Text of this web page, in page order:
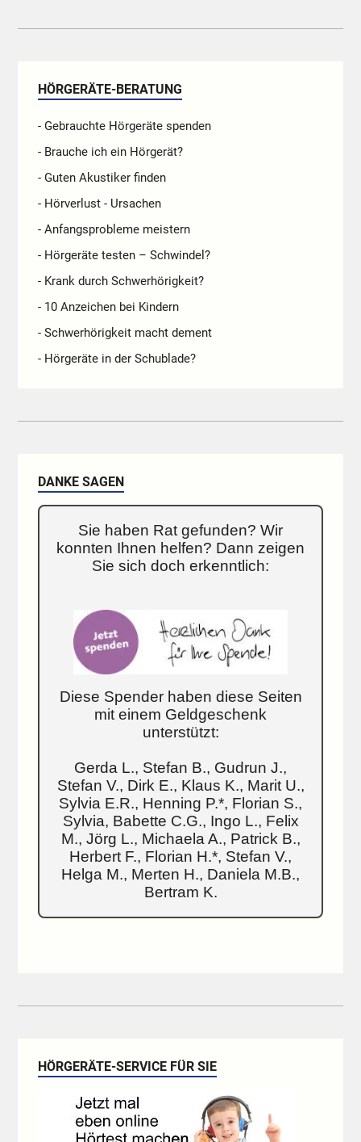
HÖRGERÄTE-BERATUNG
- Gebrauchte Hörgeräte spenden
- Brauche ich ein Hörgerät?
- Guten Akustiker finden
- Hörverlust - Ursachen
- Anfangsprobleme meistern
- Hörgeräte testen – Schwindel?
- Krank durch Schwerhörigkeit?
- 10 Anzeichen bei Kindern
- Schwerhörigkeit macht dement
- Hörgeräte in der Schublade?
DANKE SAGEN
Sie haben Rat gefunden? Wir
konnten Ihnen helfen? Dann zeigen
Sie sich doch erkenntlich:
Diese Spender haben diese Seiten
mit einem Geldgeschenk
unterstützt:
Gerda L., Stefan B., Gudrun J.,
Stefan V., Dirk E., Klaus K., Marit U.,
Sylvia E.R., Henning P.*, Florian S.,
Sylvia, Babette C.G., Ingo L., Felix
M., Jörg L., Michaela A., Patrick B.,
Herbert F., Florian H.*, Stefan V.,
Helga M., Merten H., Daniela M.B.,
Bertram K.
HÖRGERÄTE-SERVICE FÜR SIE